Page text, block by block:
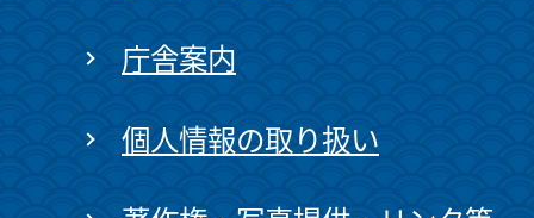
庁舎案内
個人情報の取り扱い